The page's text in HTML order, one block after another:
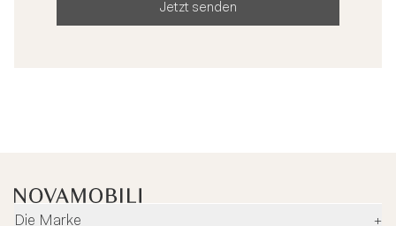
Jetzt senden
Die Marke +